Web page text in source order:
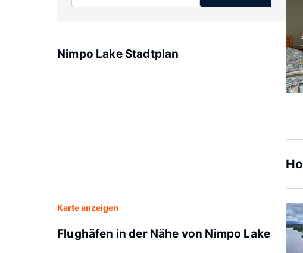
Nimpo Lake Stadtplan
Karte anzeigen
Flughäfen in der Nähe von Nimpo Lake